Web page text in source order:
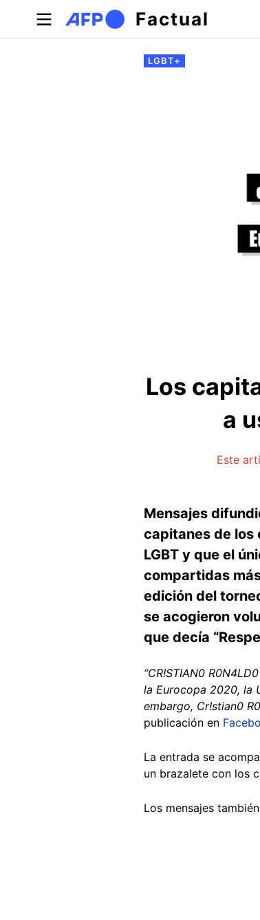
Pasar al contenido principal
Factual
Solapas principales
LGBT+
Los
a
Este
Mensajes
capitanes de los
LGBT y que el
compartidas
edición del
se acogieron
que decía
“CR!STIAN0
la Eurocopa 2020, la
embargo, Cr!stian0
publicación en
La entrada se
un brazalete con los
Los mensajes